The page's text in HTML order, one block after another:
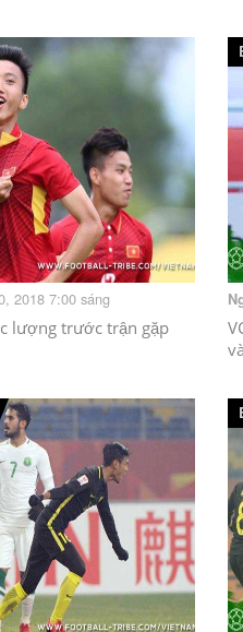
2018 7:00 sáng
lượng trước trận gặp